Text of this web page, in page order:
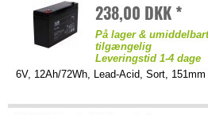
238,00 DKK *
På lager & umiddelbart
tilgængelig
Leveringstid 1-4 dage
6V, 12Ah/72Wh, Lead-Acid, Sort,